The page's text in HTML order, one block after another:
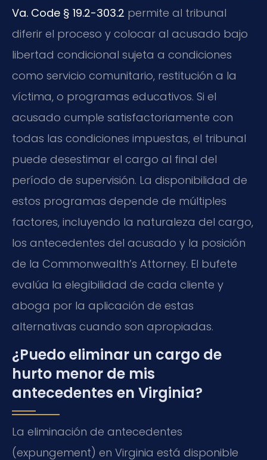
Va. Code § 19.2-303.2 permite al tribunal
diferir el proceso y colocar al acusado bajo
libertad condicional sujeta a condiciones
como servicio comunitario, restitución a la
víctima, o programas educativos. Si el
acusado cumple satisfactoriamente con
todas las condiciones impuestas, el tribunal
puede desestimar el cargo al final del
período de supervisión. La disponibilidad de
estos programas depende de múltiples
factores, incluyendo la naturaleza del cargo,
los antecedentes del acusado y la posición
de la Commonwealth’s Attorney. El bufete
evalúa la elegibilidad de cada cliente y
aboga por la aplicación de estas
alternativas cuando son apropiadas.
¿Puedo eliminar un cargo de
hurto menor de mis
antecedentes en Virginia?
La eliminación de antecedentes
(expungement) en Virginia está disponible